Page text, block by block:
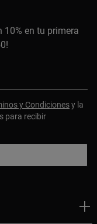
10% en tu primera
y Condicionesy la
para recibir